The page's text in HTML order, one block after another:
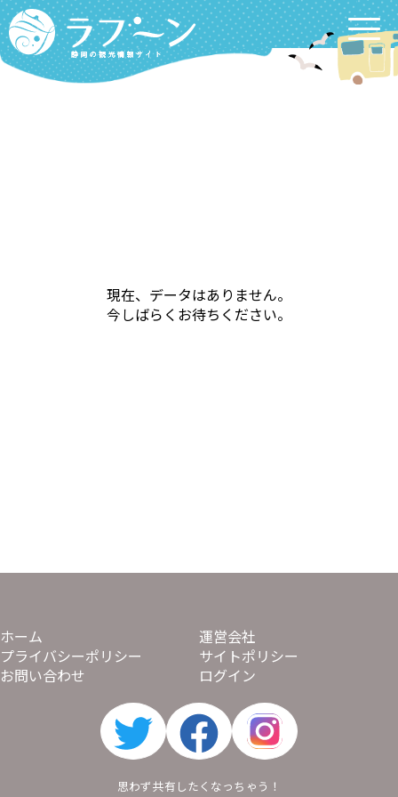
Labooon
現在、データはありません。
今しばらくお待ちください。
ホーム
運営会社
プライバシーポリシー
サイトポリシー
お問い合わせ
ログイン
思わず共有したくなっちゃう！